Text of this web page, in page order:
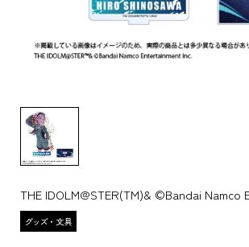
THE IDOLM@STER(TM)& ©Bandai Namco